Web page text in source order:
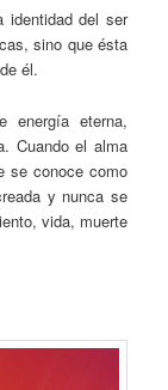
identidad del ser
sino que ésta
él.
energía eterna,
Cuando el alma
se conoce como
y nunca se
vida, muerte